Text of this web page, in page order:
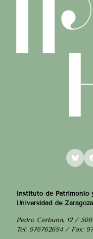
Instituto de Patrimonio
Universidad de Zaragoza
Pedro Cerbuna, 12 /
Tel: 976762694 / Fax: